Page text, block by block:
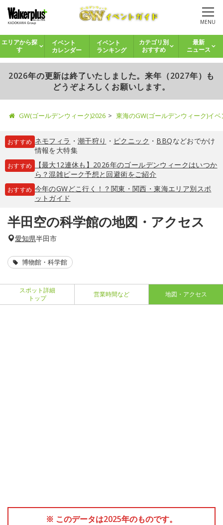
MENU
エリアから探
す
イベント
カレンダー
イベント
ランキング
カテゴリ別
おすすめ
最新
ニュース
2026年の更新は終了いたしました。来年（2027年）も
どうぞよろしくお願いします。
GW(ゴールデンウィーク)2026 東海のGW(ゴールデンウィーク)イ
おすすめ ネモフィラ ・ 潮干狩り ・ ピクニック ・ BBQなどおでかけ
情報を大特集
おすすめ
【最大12連休も】2026年のゴールデンウィークはいつか
ら？混雑ピーク予想と回避術をご紹介
おすすめ 今年のGWどこ行く！？関東・関西・東海エリア別スポ
ットガイド
半田空の科学館の地図・アクセス
愛知県半田市
博物館・科学館
スポット詳細
トップ
営業時間など 地図・アクセス
※ このデータは2025年のものです。